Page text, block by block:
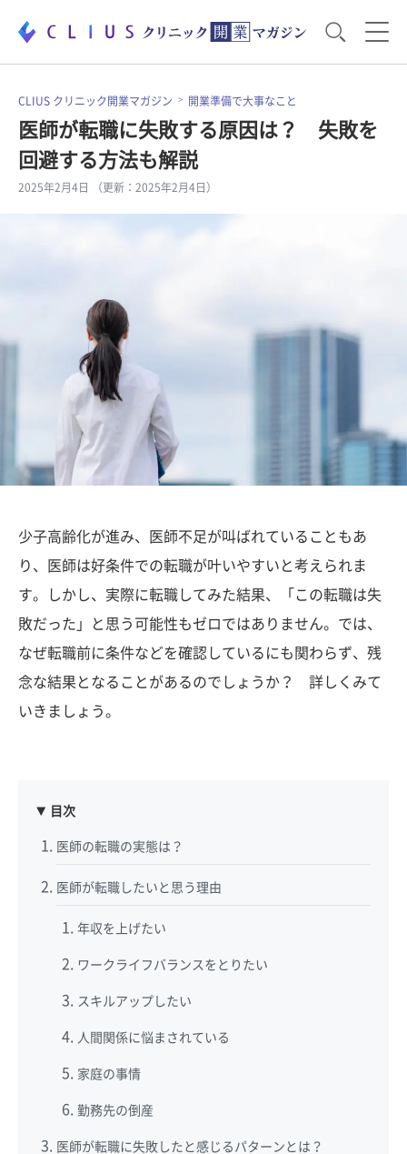
お役立ち資料 運営・経営のポイント
開業医のリアル
CLIUS クリニック開業マガジン 開業準備で大事なこと
医師が転職に失敗する原因は？ 失敗を
回避する方法も解説
2025年2月4日 （更新：2025年2月4日）
少子高齢化が進み、医師不足が叫ばれていることもあ
り、医師は好条件での転職が叶いやすいと考えられま
す。しかし、実際に転職してみた結果、「この転職は失
敗だった」と思う可能性もゼロではありません。では、
なぜ転職前に条件などを確認しているにも関わらず、残
念な結果となることがあるのでしょうか？ 詳しくみて
いきましょう。
目次
医師の転職の実態は？
医師が転職したいと思う理由
年収を上げたい
ワークライフバランスをとりたい
スキルアップしたい
人間関係に悩まされている
家庭の事情
勤務先の倒産
医師が転職に失敗したと感じるパターンとは？